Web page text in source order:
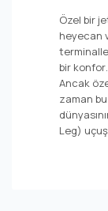
Özel bir
heyecan
bir
Ancak
zaman
Leg)